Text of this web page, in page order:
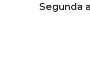
Segunda